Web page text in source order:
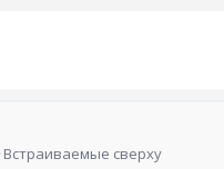
Встраиваемые сверху